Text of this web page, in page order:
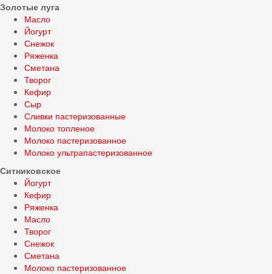
Золотые луга
Масло
Йогурт
Снежок
Ряженка
Сметана
Творог
Кефир
Сыр
Сливки пастеризованные
Молоко топленое
Молоко пастеризованное
Молоко ультрапастеризованное
Ситниковское
Йогурт
Кефир
Ряженка
Масло
Творог
Снежок
Сметана
Молоко пастеризованное